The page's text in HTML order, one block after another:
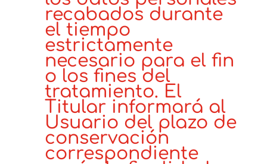
recabados durante
el tiempo
estrictamente
necesario para el fin
o los fines del
tratamiento. El
Titular informará al
Usuario del plazo de
conservación
correspondiente